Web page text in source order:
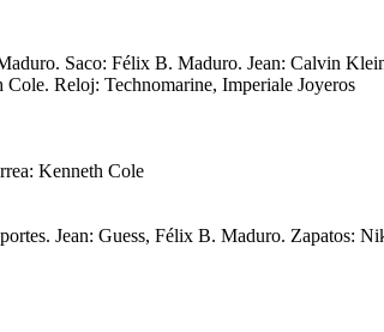
Saco: Félix B. Maduro. Jean: Calvin
Cole. Reloj: Technomarine, Imperiale Joyeros
Kenneth Cole
Jean: Guess, Félix B. Maduro. Zapatos: